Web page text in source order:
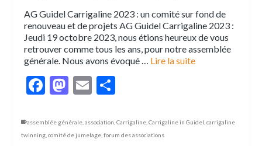
AG Guidel Carrigaline 2023 : un comité sur fond de
renouveau et de projets AG Guidel Carrigaline 2023 :
Jeudi 19 octobre 2023, nous étions heureux de vous
retrouver comme tous les ans, pour notre assemblée
générale. Nous avons évoqué … Lire la suite
Facebook
Mastodon
Email
assemblée générale association Carrigaline Carrigaline in Guidel carrigaline
twinning comité de jumelage forum des associations